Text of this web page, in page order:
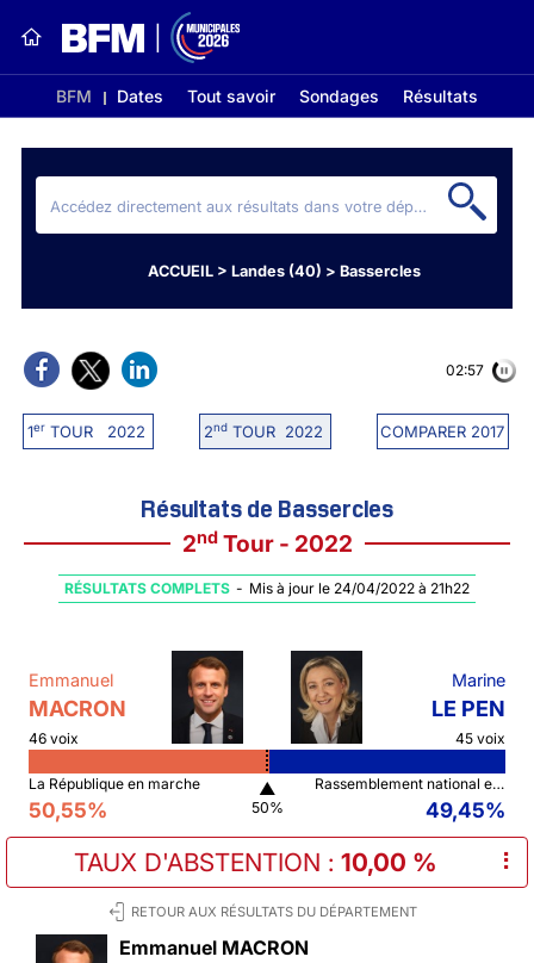
BFM Dates Tout savoir Sondages Résultats
ACCUEIL> Landes (40) > Bassercles
1erTOUR 2022 2ndTOUR 2022 COMPARER 2017
02:56
Résultats de Bassercles
2ndTour - 2022
RÉSULTATS COMPLETS - Mis à jour le 24/04/2022 à 21h22
Emmanuel
MACRON
46 voix
Marine
LE PEN
45 voix
La République en marche
50,55%
▲
50%
Rassemblement national et ses alliés
49,45%
TAUX D'ABSTENTION : 10,00 % ⠇
RETOUR AUX RÉSULTATS DU DÉPARTEMENT
Emmanuel MACRON